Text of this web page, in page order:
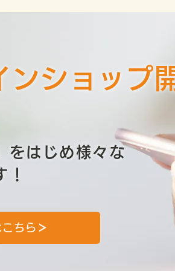
ンショップ
をはじめ様々な
ちら